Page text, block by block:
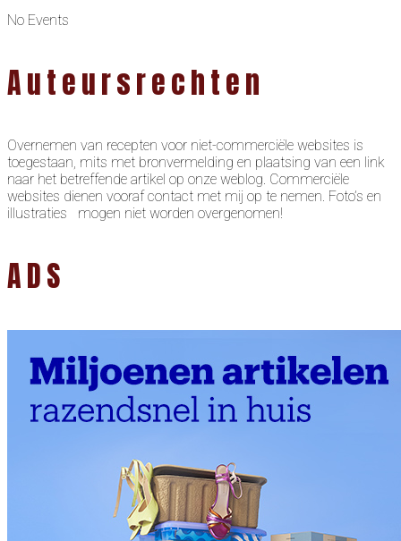
No Events
Auteursrechten
Overnemen van recepten voor niet-commerciële websites is
toegestaan, mits met bronvermelding en plaatsing van een link
naar het betreffende artikel op onze weblog. Commerciële
websites dienen vooraf contact met mij op te nemen. Foto’s en
illustraties mogen niet worden overgenomen!
ADS